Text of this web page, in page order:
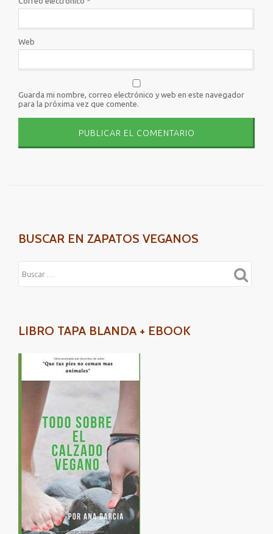
Web
Guarda mi nombre, correo electrónico y web en este navegador
para la próxima vez que comente.
BUSCAR EN ZAPATOS VEGANOS
LIBRO TAPA BLANDA + EBOOK